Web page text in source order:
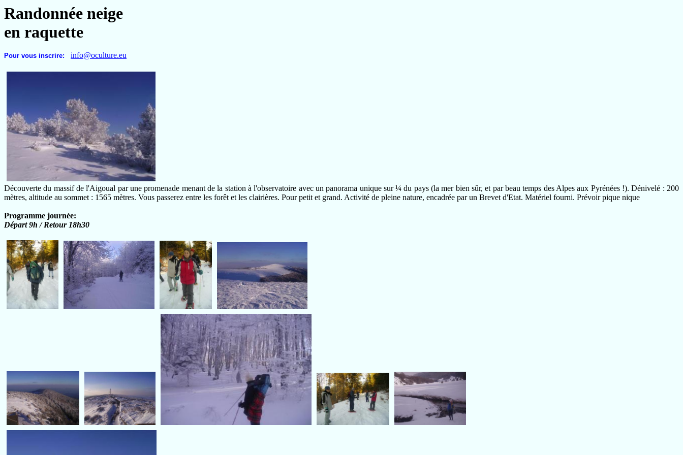
Randonnée neige
en raquette
Pour vous inscrire: info@oculture.eu
Découverte du massif de l'Aigoual par une promenade menant de la station à l'observatoire avec un panorama unique sur ¼ du pays (la mer bien sûr, et par beau temps des Alpes aux Pyrénées !). Dénivelé : 200
mètres, altitude au sommet : 1565 mètres. Vous passerez entre les forêt et les clairières. Pour petit et grand. Activité de pleine nature, encadrée par un Brevet d'Etat. Matériel fourni. Prévoir pique nique
Programme journée:
Départ 9h / Retour 18h30